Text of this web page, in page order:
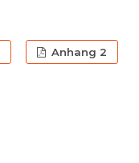
Anhang 2